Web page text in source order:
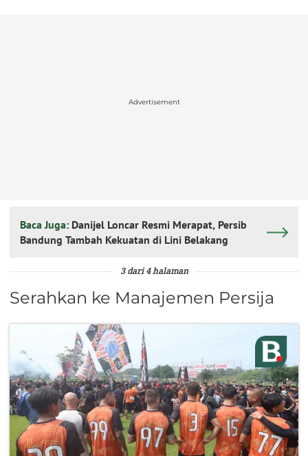
Advertisement
Baca Juga: Danijel Loncar Resmi Merapat, Persib
Bandung Tambah Kekuatan di Lini Belakang
3 dari 4 halaman
Serahkan ke Manajemen Persija